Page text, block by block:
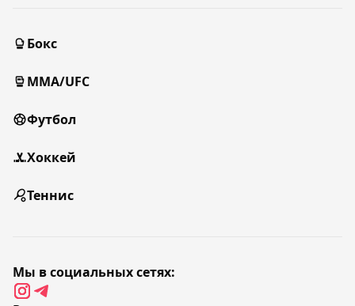
Бокс
MMA/UFC
Футбол
Хоккей
Теннис
Мы в социальных сетях: